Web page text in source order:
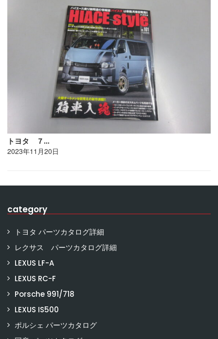
トヨタ ７…
2023年11月20日
category
トヨタ パーツカタログ詳細
レクサス パーツカタログ詳細
LEXUS LF-A
LEXUS RC-F
Porsche 991/718
LEXUS IS500
ポルシェ パーツカタログ